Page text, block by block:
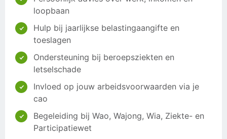
loopbaan
Hulp bij jaarlijkse belastingaangifte en
toeslagen
Ondersteuning bij beroepsziekten en
letselschade
Invloed op jouw arbeidsvoorwaarden via je
cao
Begeleiding bij Wao, Wajong, Wia, Ziekte- en
Participatiewet